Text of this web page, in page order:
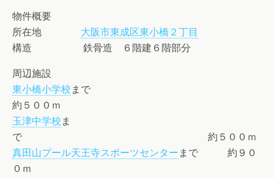
物件概要
所在地 大阪市東成区東小橋２丁目
構造 鉄骨造 ６階建６階部分
周辺施設
東小橋小学校 まで
約５００ｍ
玉津中学校 ま
で 約５００ｍ
真田山プール天王寺スポーツセンター まで 約９０
０ｍ